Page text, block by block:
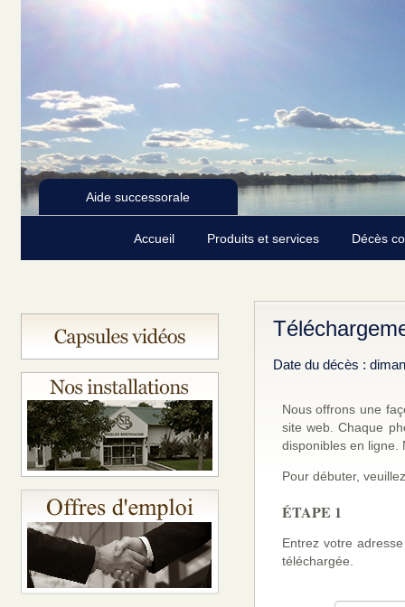
Aide successorale
Accueil Produits et services Décès
Date du décès :
Nous offrons une
site web. Chaque
disponibles en ligne.
Pour débuter,
ÉTAPE 1
Entrez votre
téléchargée.